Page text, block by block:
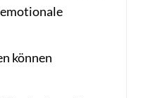
können